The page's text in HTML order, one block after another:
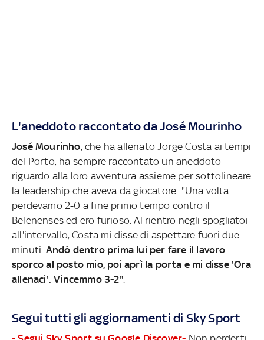
L'aneddoto raccontato da José Mourinho
José Mourinho, che ha allenato Jorge Costa ai tempi
del Porto, ha sempre raccontato un aneddoto
riguardo alla loro avventura assieme per sottolineare
la leadership che aveva da giocatore: "Una volta
perdevamo 2-0 a fine primo tempo contro il
Belenenses ed ero furioso. Al rientro negli spogliatoi
all'intervallo, Costa mi disse di aspettare fuori due
minuti. Andò dentro prima lui per fare il lavoro
sporco al posto mio, poi aprì la porta e mi disse 'Ora
allenaci'. Vincemmo 3-2".
Segui tutti gli aggiornamenti di Sky Sport